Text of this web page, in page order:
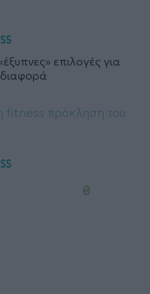
επιλογές για
διαφορά